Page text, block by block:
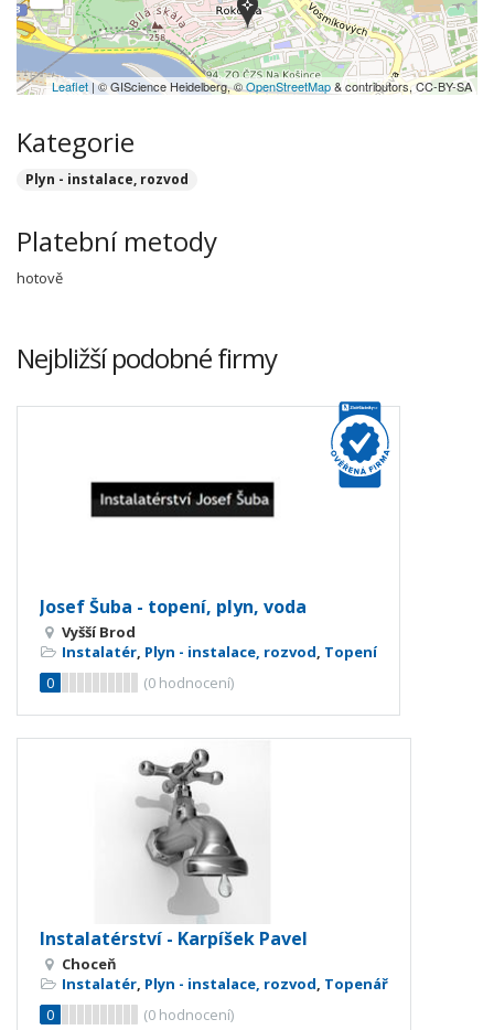
Leaflet | © GIScience Heidelberg, ©OpenStreetMap& contributors, CC-BY-SA
Kategorie
Plyn - instalace, rozvod
Platební metody
hotově
Nejbližší podobné firmy
Josef Šuba - topení, plyn, voda
Vyšší Brod
Instalatér, Plyn - instalace, rozvod, Topení
0
(0 hodnocení)
Instalatérství - Karpíšek Pavel
Choceň
Instalatér, Plyn - instalace, rozvod, Topenář
0
(0 hodnocení)